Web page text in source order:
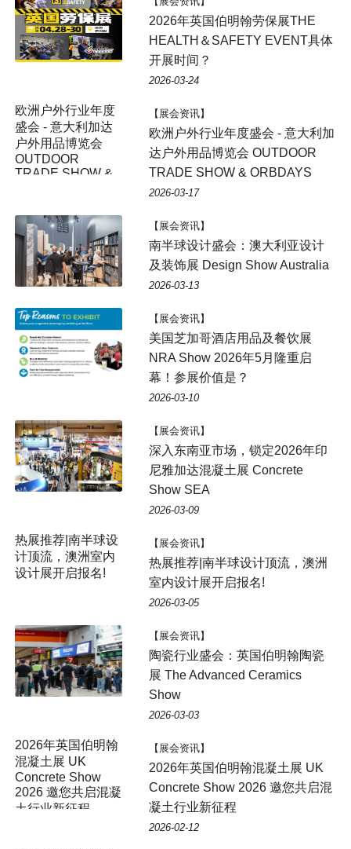
2026年英国伯明翰劳保展THE
HEALTH＆SAFETY EVENT具体
开展时间？
2026-03-24
欧洲户外行业年度
盛会 - 意大利加达
户外用品博览会
OUTDOOR
TRADE SHOW &
【展会资讯】
欧洲户外行业年度盛会 - 意大利加
达户外用品博览会 OUTDOOR
TRADE SHOW & ORBDAYS
2026-03-17
【展会资讯】
南半球设计盛会：澳大利亚设计
及装饰展 Design Show Australia
2026-03-13
【展会资讯】
美国芝加哥酒店用品及餐饮展
NRA Show 2026年5月隆重启
幕！参展价值是？
2026-03-10
【展会资讯】
深入东南亚市场，锁定2026年印
尼雅加达混凝土展 Concrete
Show SEA
2026-03-09
热展推荐|南半球设
计顶流，澳洲室内
设计展开启报名!
【展会资讯】
热展推荐|南半球设计顶流，澳洲
室内设计展开启报名!
2026-03-05
【展会资讯】
陶瓷行业盛会：英国伯明翰陶瓷
展 The Advanced Ceramics
Show
2026-03-03
2026年英国伯明翰
混凝土展 UK
Concrete Show
2026 邀您共启混凝
土行业新征程
【展会资讯】
2026年英国伯明翰混凝土展 UK
Concrete Show 2026 邀您共启混
凝土行业新征程
2026-02-12